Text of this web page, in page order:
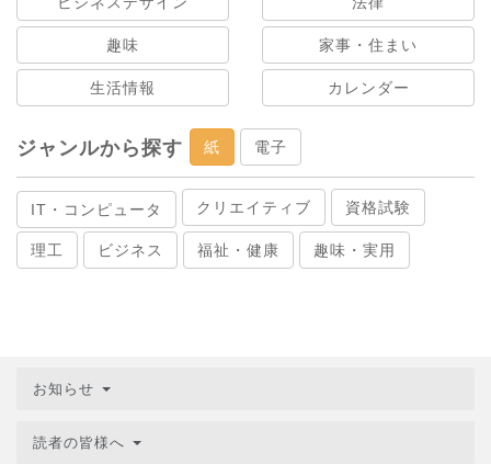
趣味 家事・住まい
生活情報 カレンダー
ジャンルから探す 紙 電子
IT・コンピュータ クリエイティブ 資格試験
理工 ビジネス 福祉・健康 趣味・実用
お知らせ
読者の皆様へ